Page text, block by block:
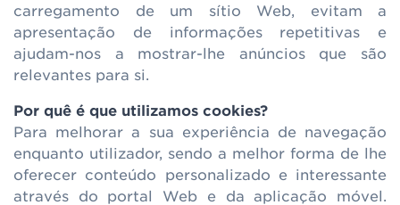
carregamento de um sítio Web, evitam a
apresentação de informações repetitivas e
ajudam-nos a mostrar-lhe anúncios que são
relevantes para si.
Por quê é que utilizamos cookies?
Para melhorar a sua experiência de navegação
enquanto utilizador, sendo a melhor forma de lhe
oferecer conteúdo personalizado e interessante
através do portal Web e da aplicação móvel.